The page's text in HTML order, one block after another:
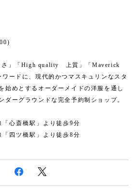
さ」「High quality 上質」「Maverick
ードに、現代的かつマスキュリンなスタ
始めとするオーダーメイドの洋服を通し
ダーグラウンドな完全予約制ショップ。
心斎橋駅」より徒歩9分
四ツ橋駅」より徒歩8分